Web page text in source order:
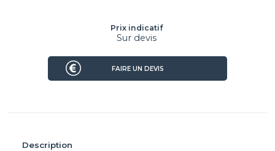
Description
Prix indicatif
Sur devis
FAIRE UN DEVIS